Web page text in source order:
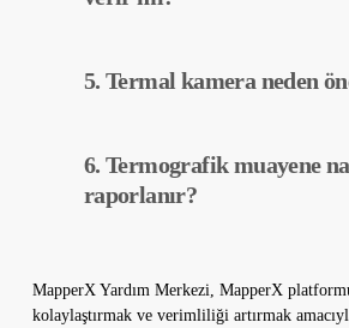
santralinizde herhangi bir fiziksel değişiklik
yardımcı olur.
5. Termal kamera neden
sıcaklıklarını hassas bir şekilde tespit
kameralar, arızaların erken teşhisi ve
6. Termografik muayene
raporlanır?
santrallerinin verimliliğini artırmak ve
MapperX Yardım Merkezi, MapperX
kolaylaştırmak ve verimliliği artırmak